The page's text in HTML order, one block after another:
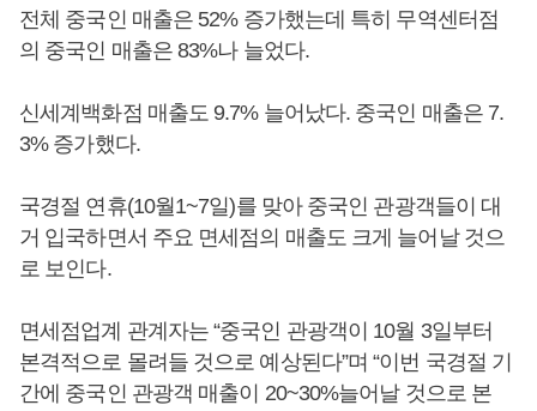
전체 중국인 매출은 52% 증가했는데 특히 무역센터점
의 중국인 매출은 83%나 늘었다.
신세계백화점 매출도 9.7% 늘어났다. 중국인 매출은 7.
3% 증가했다.
국경절 연휴(10월1~7일)를 맞아 중국인 관광객들이 대
거 입국하면서 주요 면세점의 매출도 크게 늘어날 것으
로 보인다.
면세점업계 관계자는 “중국인 관광객이 10월 3일부터
본격적으로 몰려들 것으로 예상된다”며 “이번 국경절 기
간에 중국인 관광객 매출이 20~30%늘어날 것으로 본